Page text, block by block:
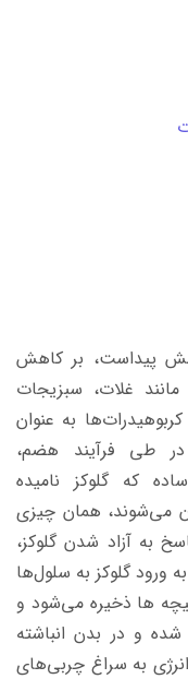
پیداست، بر کاهش
غلات، سبزیجات
به عنوان
در طی فرآیند هضم،
که گلوکز نامیده
می‌شوند، همان چیزی
به آزاد شدن گلوکز،
ورود گلوکز به سلول‌ها
ها ذخیره می‌شود و
و در بدن انباشته
به سراغ چربی‌های